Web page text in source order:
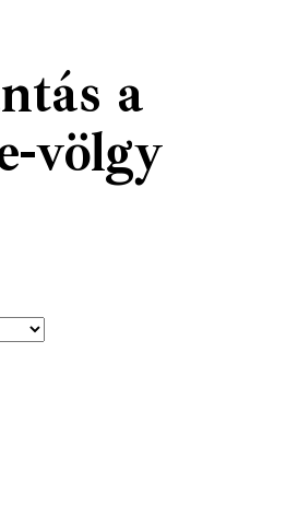
a
völgy